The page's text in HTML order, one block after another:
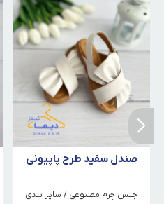
صندل سفید طرح پاپیونی
جنس چرم مصنوعی / سایز بندی